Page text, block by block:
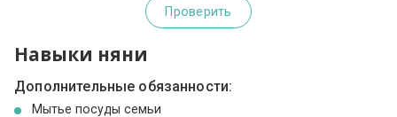
Проверить
Навыки няни
Дополнительные обязанности:
Мытье посуды семьи